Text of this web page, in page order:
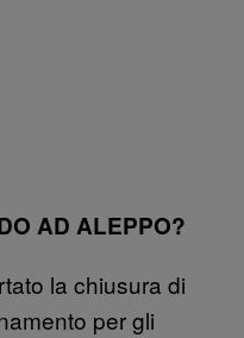
AD ALEPPO?
la chiusura di
per gli